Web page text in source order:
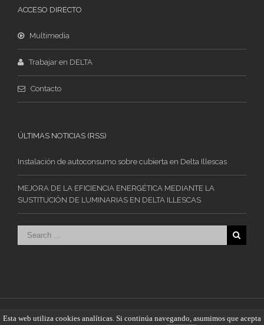
ACCESO DIRECTO
Multimedia
Trabajar en DELTA
Contacto
ÚLTIMAS NOTICIAS (RSS)
Instalación de autoconsumo sobre cubierta en Delta Illescas
MEJORA DE LA EFICIENCIA ENERGÉTICA MEDIANTE LA
SUSTITUCIÓN DE LUMINARIAS EN DELTA ILLESCAS
© Industrias Delta Vigo S.L. - 2015. Todos los derechos reservados.
Esta web utiliza cookies analíticas. Si continúa navegando, asumimos que acepta